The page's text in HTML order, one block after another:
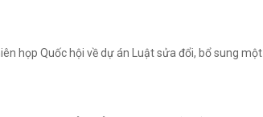
họp Quốc hội về dự án Luật sửa đổi, bổ sung một